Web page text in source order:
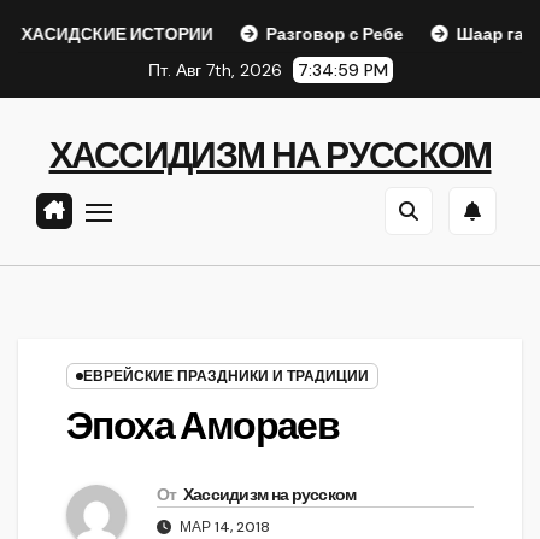
ИСТОРИИ Разговор с Ребе
Шаар гайихуд гл. 1
Пт. Авг 7th, 2026
7:35:00 PM
ХАССИДИЗМ НА РУССКОМ
ЕВРЕЙСКИЕ ПРАЗДНИКИ И ТРАДИЦИИ
Эпоха Амораев
От Хассидизм на русском
МАР 14, 2018